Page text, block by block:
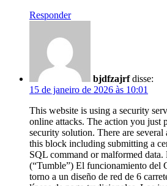
Responder
bjdfzajrf disse:
15 de janeiro de 2026 às 10:01
This website is using a security
online attacks. The action you just
security solution. There are
this block including submitting a
SQL command or malformed
(“Tumble”) El funcionamiento del
torno a un diseño de red de 6